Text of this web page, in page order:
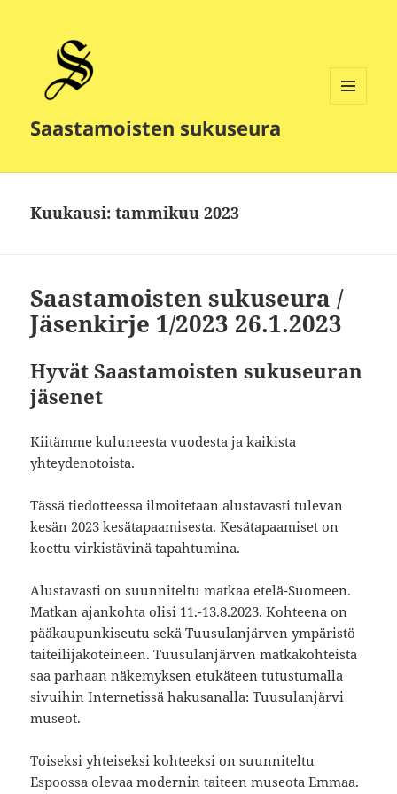
Saastamoisten sukuseura
Kuukausi:tammikuu 2023
Saastamoisten sukuseura /
Jäsenkirje 1/2023 26.1.2023
Hyvät Saastamoisten sukuseuran
jäsenet
Kiitämme kuluneesta vuodesta ja kaikista
yhteydenotoista.
Tässä tiedotteessa ilmoitetaan alustavasti tulevan
kesän 2023 kesätapaamisesta. Kesätapaamiset on
koettu virkistävinä tapahtumina.
Alustavasti on suunniteltu matkaa etelä-Suomeen.
Matkan ajankohta olisi 11.-13.8.2023. Kohteena on
pääkaupunkiseutu sekä Tuusulanjärven ympäristö
taiteilijakoteineen. Tuusulanjärven matkakohteista
saa parhaan näkemyksen etukäteen tutustumalla
sivuihin Internetissä hakusanalla: Tuusulanjärvi
museot.
Toiseksi yhteiseksi kohteeksi on suunniteltu
Espoossa olevaa modernin taiteen museota Emmaa.